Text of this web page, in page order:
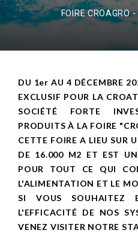
FOIRE
DU 1er AU 4 DÉCEMBRE
EXCLUSIF POUR LA
SOCIÉTÉ FORTE
PRODUITS À LA FOIRE
CETTE FOIRE A LIEU SUR
DE 16.000 M2 ET EST
POUR TOUT CE QUI
L'ALIMENTATION ET LE
SI VOUS SOUHAITEZ
L'EFFICACITÉ DE NOS
VENEZ VISITER NOTRE